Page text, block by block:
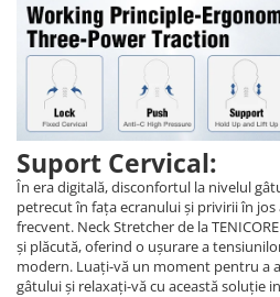
Suport Cervical:
În era digitală, disconfortul la nivelul
petrecut în fața ecranului și privirii în
frecvent. Neck Stretcher de la
și plăcută, oferind o ușurare a
modern. Luați-vă un moment pentru a
gâtului și relaxați-vă cu această soluție